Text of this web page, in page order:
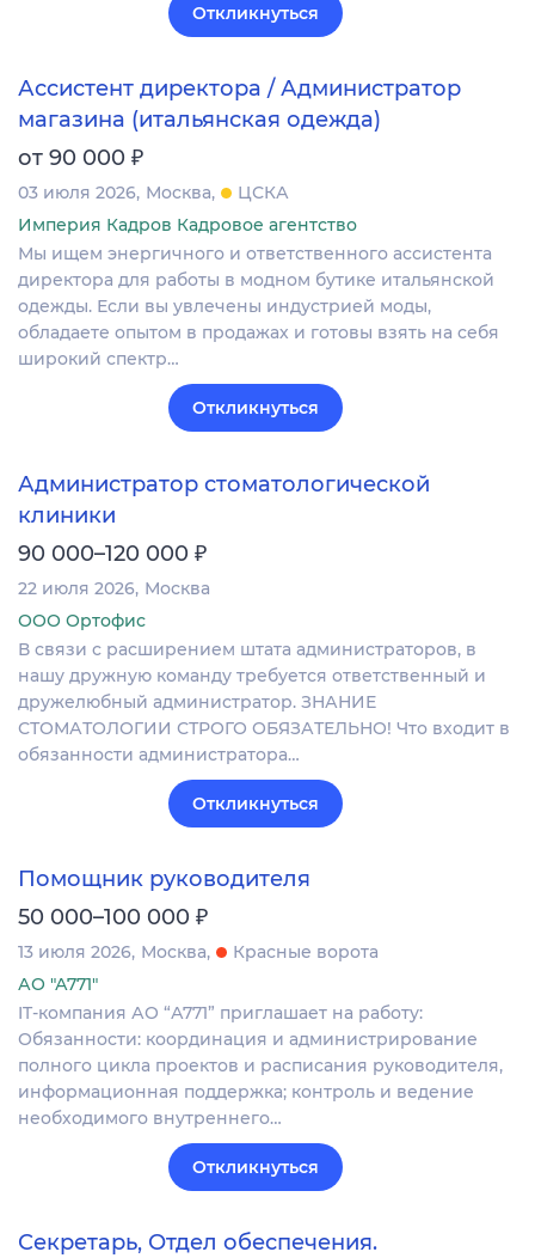
Откликнуться
Ассистент директора / Администратор
магазина (итальянская одежда)
от 90 000 ₽
03 июля 2026 Москва
ЦСКА
Империя Кадров Кадровое агентство
Мы ищем энергичного и ответственного ассистента
директора для работы в модном бутике итальянской
одежды. Если вы увлечены индустрией моды,
обладаете опытом в продажах и готовы взять на себя
широкий спектр…
Откликнуться
Администратор стоматологической
клиники
90 000–120 000 ₽
22 июля 2026 Москва
ООО Ортофис
В связи с расширением штата администраторов, в
нашу дружную команду требуется ответственный и
дружелюбный администратор. ЗНАНИЕ
СТОМАТОЛОГИИ СТРОГО ОБЯЗАТЕЛЬНО! Что входит в
обязанности администратора…
Откликнуться
Помощник руководителя
50 000–100 000 ₽
13 июля 2026 Москва
Красные ворота
АО "А771"
IT-компания АО “А771” приглашает на работу:
Обязанности: координация и администрирование
полного цикла проектов и расписания руководителя,
информационная поддержка; контроль и ведение
необходимого внутреннего…
Откликнуться
Секретарь, Отдел обеспечения.